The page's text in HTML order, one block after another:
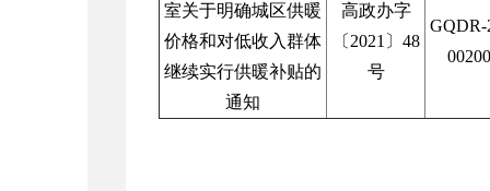
室关于明确城区供暖
价格和对低收入群体
继续实行供暖补贴的
通知
高政办字
〔 2021 〕 48
号
GQDR-